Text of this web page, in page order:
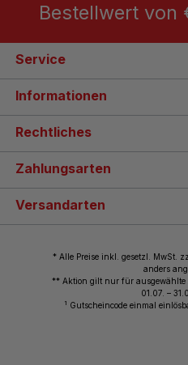
Bestellwert von
Service
Informationen
Rechtliches
Zahlungsarten
Versandarten
* Alle Preise inkl. gesetzl. MwSt.
anders
** Aktion gilt nur für
01.07. –
1 Gutscheincode einmal